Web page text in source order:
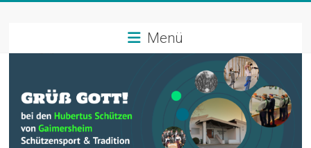
Schützenverein
Hubertus
Schützensport
und
Tradition
Menü